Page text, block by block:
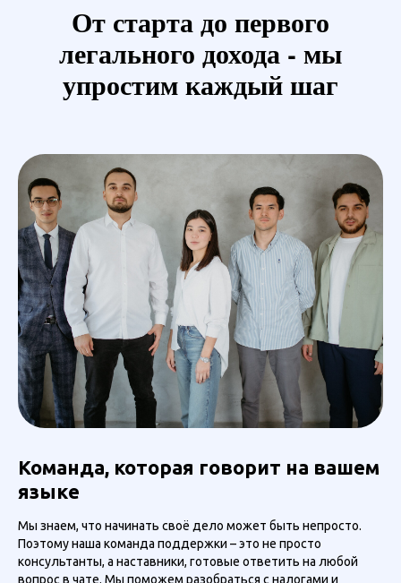
От старта до первого
легального дохода - мы
упростим каждый шаг
Команда, которая говорит на вашем
языке
Мы знаем, что начинать своё дело может быть непросто.
Поэтому наша команда поддержки – это не просто
консультанты, а наставники, готовые ответить на любой
вопрос в чате. Мы поможем разобраться с налогами и